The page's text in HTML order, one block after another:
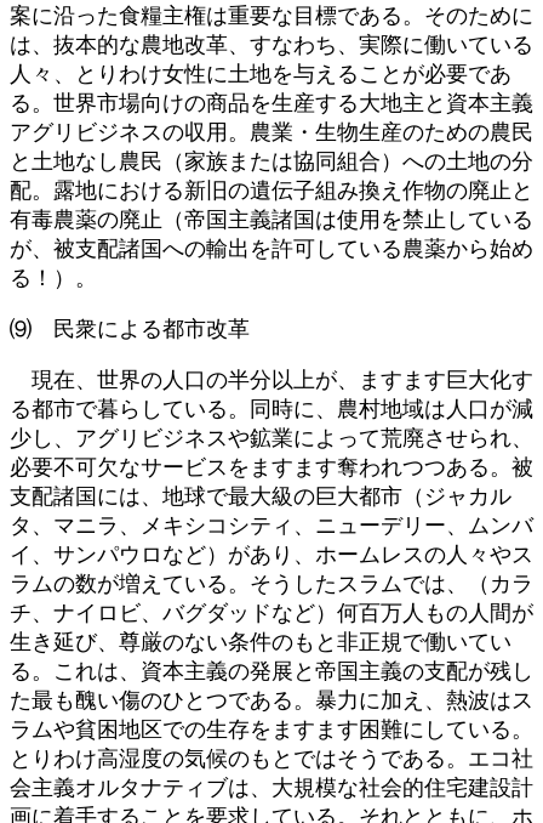
案に沿った食糧主権は重要な目標である。そのために
は、抜本的な農地改革、すなわち、実際に働いている
人々、とりわけ女性に土地を与えることが必要であ
る。世界市場向けの商品を生産する大地主と資本主義
アグリビジネスの収用。農業・生物生産のための農民
と土地なし農民（家族または協同組合）への土地の分
配。露地における新旧の遺伝子組み換え作物の廃止と
有毒農薬の廃止（帝国主義諸国は使用を禁止している
が、被支配諸国への輸出を許可している農薬から始め
る！）。
⑼ 民衆による都市改革
現在、世界の人口の半分以上が、ますます巨大化す
る都市で暮らしている。同時に、農村地域は人口が減
少し、アグリビジネスや鉱業によって荒廃させられ、
必要不可欠なサービスをますます奪われつつある。被
支配諸国には、地球で最大級の巨大都市（ジャカル
タ、マニラ、メキシコシティ、ニューデリー、ムンバ
イ、サンパウロなど）があり、ホームレスの人々やス
ラムの数が増えている。そうしたスラムでは、（カラ
チ、ナイロビ、バグダッドなど）何百万人もの人間が
生き延び、尊厳のない条件のもと非正規で働いてい
る。これは、資本主義の発展と帝国主義の支配が残し
た最も醜い傷のひとつである。暴力に加え、熱波はス
ラムや貧困地区での生存をますます困難にしている。
とりわけ高湿度の気候のもとではそうである。エコ社
会主義オルタナティブは、大規模な社会的住宅建設計
画に着手することを要求している。それとともに、ホ